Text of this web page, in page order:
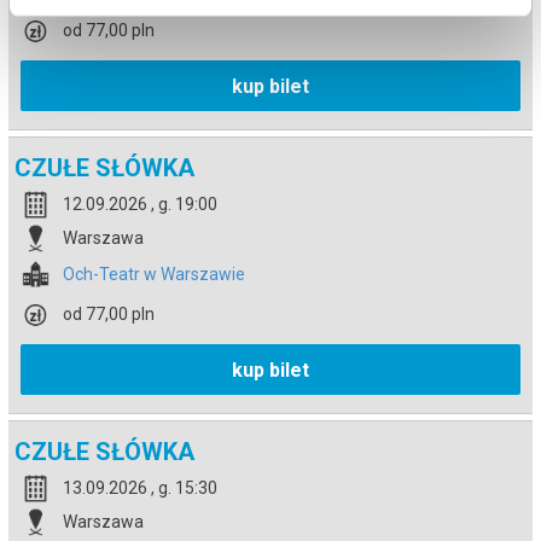
od 77,00 pln
kup bilet
CZUŁE SŁÓWKA
12.09.2026 , g. 19:00
Warszawa
Och-Teatr w Warszawie
od 77,00 pln
kup bilet
CZUŁE SŁÓWKA
13.09.2026 , g. 15:30
Warszawa